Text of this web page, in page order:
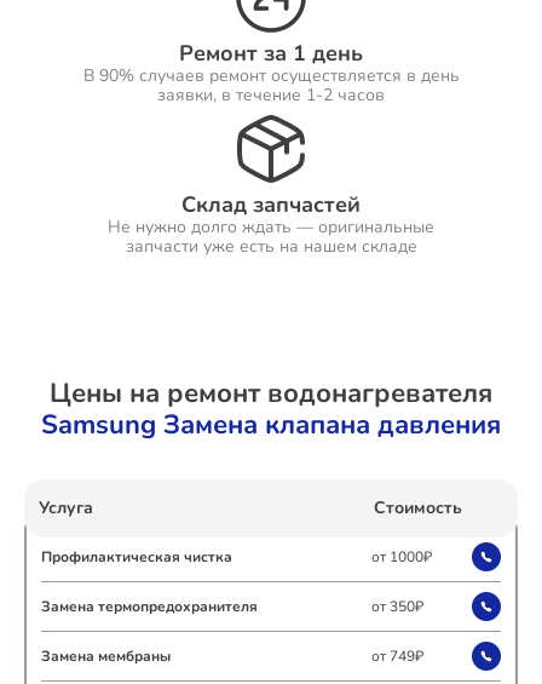
Ремонт за 1 день
В 90% случаев ремонт осуществляется в день
заявки, в течение 1-2 часов
Склад запчастей
Не нужно долго ждать — оригинальные
запчасти уже есть на нашем складе
Цены на ремонт водонагревателя
Samsung Замена клапана давления
Услуга Стоимость
Профилактическая чистка от 1000₽
Замена термопредохранителя от 350₽
Замена мембраны от 749₽
Ремонт Сабвуферов
Ремонт Посудомоечных машин
Ремонт Холодильников
Ремонт Акустических систем